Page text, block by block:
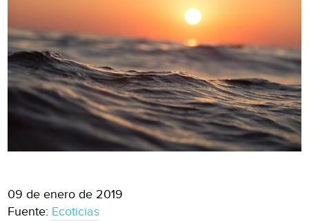
09 de enero de 2019
Fuente: Ecoticias